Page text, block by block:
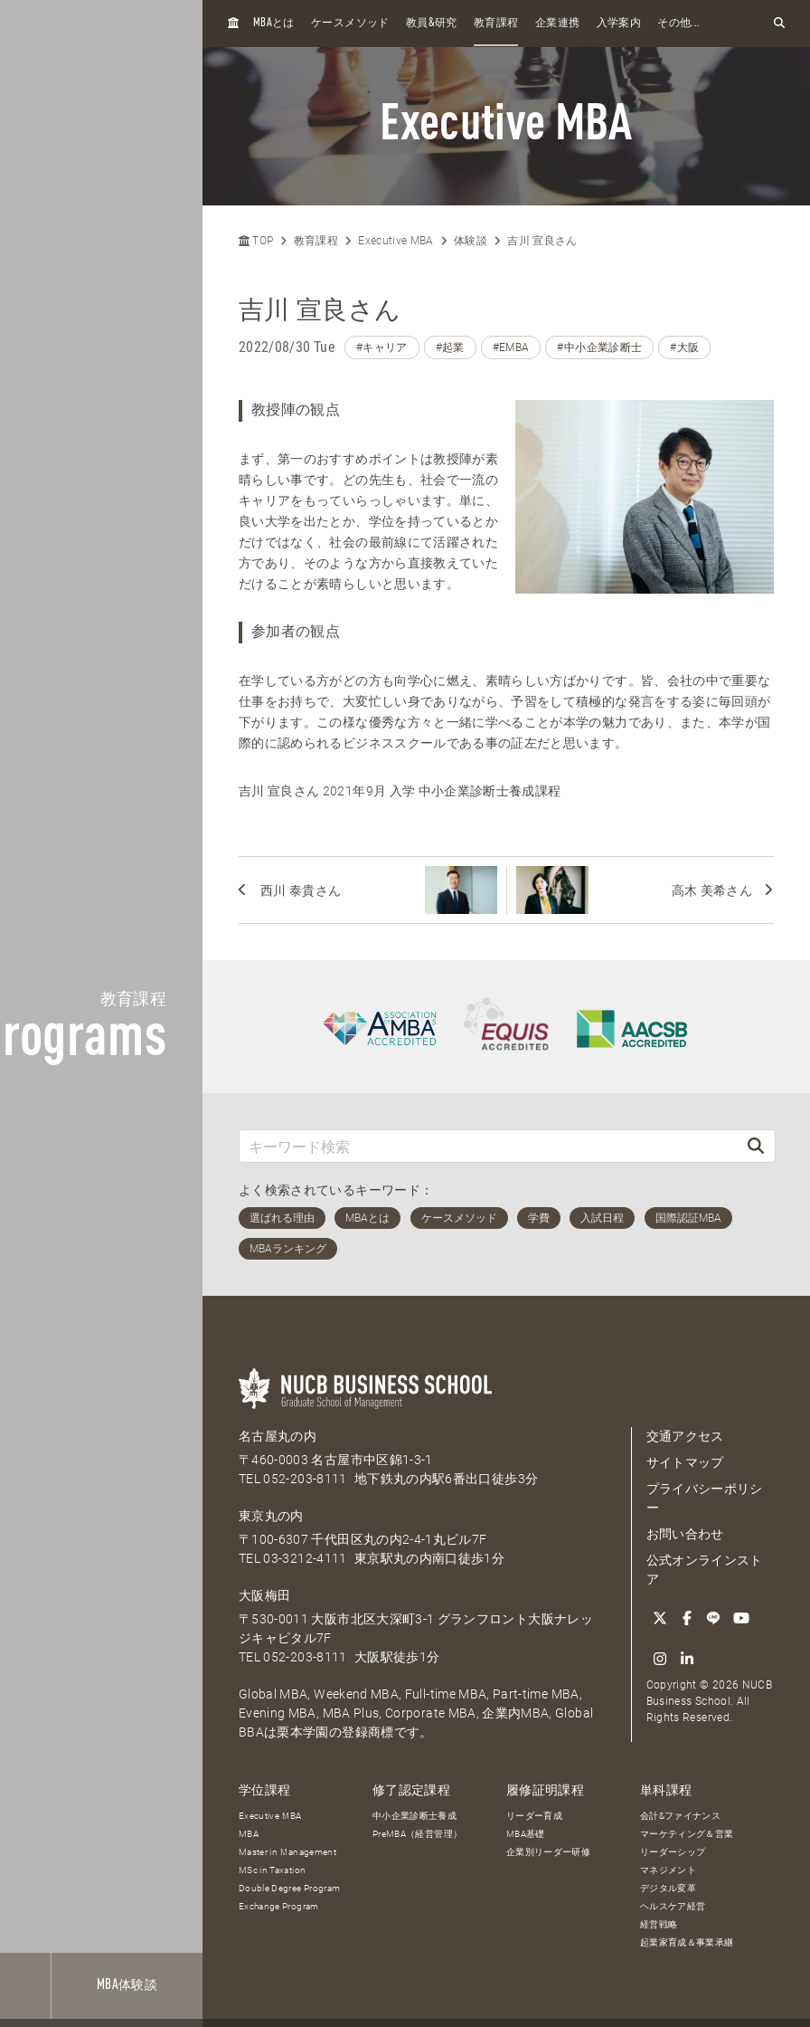
教育課程
MBA体験談
H
M
MBAとは ケースメソッド 教員&研究 教育課程 企業連携 入学案内 その他...
Executive MBA
TOP 教育課程 Executive MBA 体験談 吉川 宣良さん
吉川 宣良さん
2022/08/30 Tue #キャリア #起業 #EMBA #中小企業診断士 #大阪
教授陣の観点
まず、第一のおすすめポイントは教授陣が素
晴らしい事です。どの先生も、社会で一流の
キャリアをもっていらっしゃいます。単に、
良い大学を出たとか、学位を持っているとか
だけではなく、社会の最前線にて活躍された
方であり、そのような方から直接教えていた
だけることが素晴らしいと思います。
参加者の観点
在学している方がどの方も向学心に燃え、素晴らしい方ばかりです。皆、会社の中で重要な
仕事をお持ちで、大変忙しい身でありながら、予習をして積極的な発言をする姿に毎回頭が
下がります。この様な優秀な方々と一緒に学べることが本学の魅力であり、また、本学が国
際的に認められるビジネススクールである事の証左だと思います。
吉川 宣良さん 2021年9月 入学 中小企業診断士養成課程
西川 泰貴さん 高木 美希さん
よく検索されているキーワード：
名古屋丸の内
〒460-0003 名古屋市中区錦1-3-1
TEL052-203-8111 地下鉄丸の内駅6番出口徒歩3分
東京丸の内
〒100-6307 千代田区丸の内2-4-1丸ビル7F
TEL03-3212-4111 東京駅丸の内南口徒歩1分
大阪梅田
〒530-0011 大阪市北区大深町3-1 グランフロント大阪ナレッ
ジキャピタル7F
TEL052-203-8111 大阪駅徒歩1分
Global MBA, Weekend MBA, Full-time MBA, Part-time MBA,
Evening MBA, MBA Plus, Corporate MBA, 企業内MBA, Global
BBAは栗本学園の登録商標です。
交通アクセス
サイトマップ
プライバシーポリシ
ー
お問い合わせ
公式オンラインスト
ア
Copyright © 2026 NUCB
Business School. All
Rights Reserved.
学位課程
Executive MBA
MBA
Master in Management
MSc in Taxation
Double Degree Program
Exchange Program
修了認定課程
中小企業診断士養成
PreMBA（経営管理）
履修証明課程
リーダー育成
MBA基礎
企業別リーダー研修
単科課程
会計&ファイナンス
マーケティング＆営業
リーダーシップ
マネジメント
デジタル変革
ヘルスケア経営
経営戦略
起業家育成＆事業承継